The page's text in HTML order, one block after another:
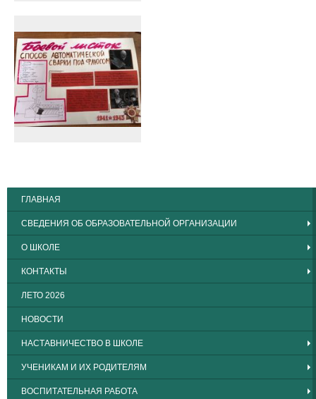
ГЛАВНАЯ
СВЕДЕНИЯ ОБ ОБРАЗОВАТЕЛЬНОЙ ОРГАНИЗАЦИИ
О ШКОЛЕ
КОНТАКТЫ
ЛЕТО 2026
НОВОСТИ
НАСТАВНИЧЕСТВО В ШКОЛЕ
УЧЕНИКАМ И ИХ РОДИТЕЛЯМ
ВОСПИТАТЕЛЬНАЯ РАБОТА